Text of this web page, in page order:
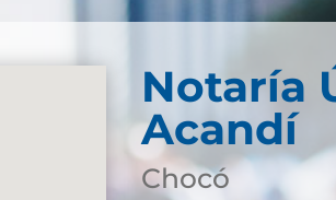
Notaría
Acandí
Chocó